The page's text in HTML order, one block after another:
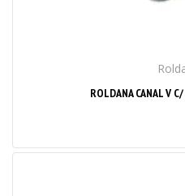
ROLDANA CANAL V